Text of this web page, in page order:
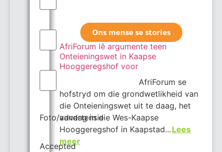
Geleentheid (Required)
Skakel (Required)
Foto/advertensie
Accepted
Ons mense se stories
AfriForum lê argumente teen
Onteieningswet in Kaapse
Hooggeregshof voor
AfriForum se
hofstryd om die grondwetlikheid van
die Onteieningswet uit te daag, het
vandag in die Wes-Kaapse
Hooggeregshof in Kaapstad... Lees
meer